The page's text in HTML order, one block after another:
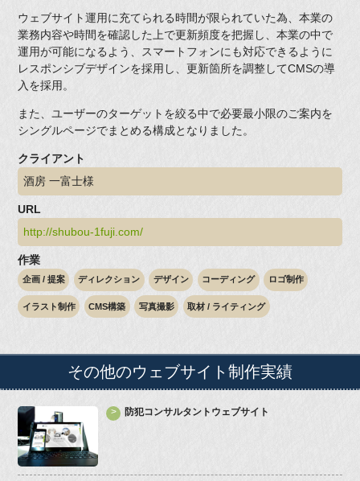
ウェブサイト運用に充てられる時間が限られていた為、本業の
業務内容や時間を確認した上で更新頻度を把握し、本業の中で
運用が可能になるよう、スマートフォンにも対応できるように
レスポンシブデザインを採用し、更新箇所を調整してCMSの導
入を採用。
また、ユーザーのターゲットを絞る中で必要最小限のご案内を
シングルページでまとめる構成となりました。
クライアント
酒房 一富士様
URL
http://shubou-1fuji.com/
作業
企画 / 提案 ディレクション デザイン コーディング ロゴ制作
イラスト制作 CMS構築 写真撮影 取材 / ライティング
その他のウェブサイト制作実績
防犯コンサルタントウェブサイト